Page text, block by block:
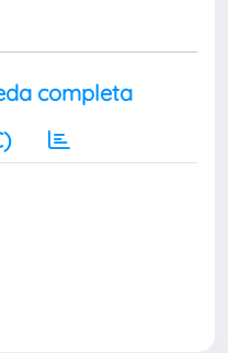
completa